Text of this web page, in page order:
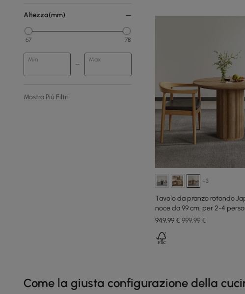
Altezza(mm)
67 78
Min Max
Mostra Più Filtri
+3
Tavolo da pranzo rotondo
noce da 99 cm, per 2-4
949,99€ 999,99 €
Come la giusta configurazione della